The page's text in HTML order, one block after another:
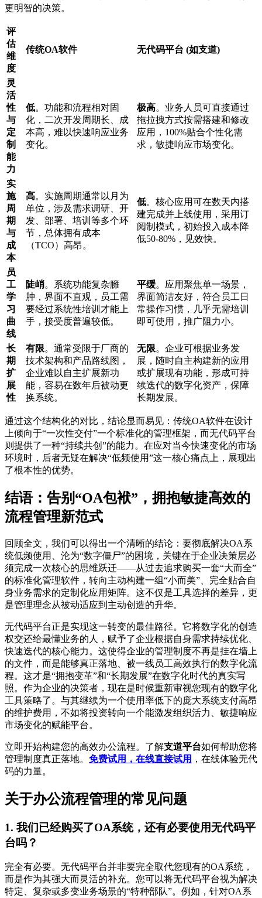
更明智的决策。
评
估
维
度
传统OA软件 无代码平台 (如支道)
灵
活
性
与
定
制
能
力
低。功能和流程相对固
化，二次开发周期长、成
本高，难以快速响应业务
变化。
极高。业务人员可直接通过
拖拉拽方式按需搭建和修改
应用，100%贴合个性化需
求，敏捷响应市场变化。
实
施
周
期
与
成
本
高。实施周期通常以月为
单位，涉及需求调研、开
发、部署、培训等多个环
节，总体拥有成本
（TCO）高昂。
低。核心应用可在数天内搭
建完成并上线使用，采用订
阅制模式，初始投入成本降
低50-80%，见效快。
员
工
学
习
曲
线
陡峭。系统功能复杂臃
肿，界面不直观，员工需
要经过系统性培训才能上
手，接受度普遍较低。
平缓。应用聚焦单一场景，
界面简洁友好，符合员工日
常操作习惯，几乎无需培训
即可使用，推广阻力小。
长
期
扩
展
性
有限。通常受限于厂商的
技术架构和产品路线图，
企业难以自主扩展新功
能，容易在数年后被动更
换系统。
无限。企业可根据业务发
展，随时自主构建新的应用
或扩展现有功能，形成可持
续迭代的数字化资产，保障
长期发展。
通过这个结构化的对比，结论显而易见：传统OA软件在设计
上倾向于“一次性交付”一个标准化的管理框架，而无代码平台
则提供了一种“持续共创”的能力。在应对当今快速变化的市场
环境时，后者无疑在解决“低频使用”这一核心痛点上，展现出
了根本性的优势。
结语：告别“OA包袱”，拥抱敏捷高效的
流程管理新范式
回顾全文，我们可以得出一个清晰的结论：要彻底解决OA系
统低频使用、沦为“数字僵尸”的困境，关键在于企业决策层必
须完成一次核心的思维跃迁——从过去追求购买一套“大而全”
的标准化管理软件，转向主动构建一组“小而美”、完全贴合自
身业务需求的定制化应用矩阵。这不仅是工具选择的差异，更
是管理理念从被动适应到主动创造的升华。
无代码平台正是实现这一转变的最佳路径。它将数字化的创造
权交还给最懂业务的人，赋予了企业根据自身需求持续优化、
快速迭代的核心能力。这使得企业的管理制度不再是挂在墙上
的文件，而是能够真正落地、被一线员工高效执行的数字化流
程。这才是“拥抱变革”和“长期发展”在数字化时代的真实写
照。作为企业的决策者，现在是时候重新审视您现有的数字化
工具策略了。与其继续为一个使用率低下的庞大系统支付高昂
的维护费用，不如将投资转向一个能激发组织活力、敏捷响应
市场变化的赋能平台。
立即开始构建您的高效办公流程。了解支道平台如何帮助您将
管理制度真正落地。 免费试用，在线直接试用 ，在线体验无代
码的力量。
关于办公流程管理的常见问题
1. 我们已经购买了OA系统，还有必要使用无代码平
台吗？
完全有必要。无代码平台并非要完全取代您现有的OA系统，
而是作为其强大而灵活的补充。您可以将无代码平台视为解决
特定、复杂或多变业务场景的“特种部队”。例如，针对OA系